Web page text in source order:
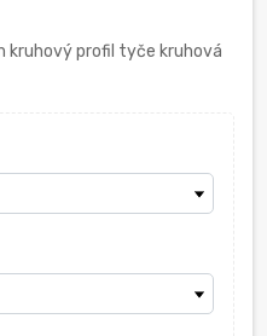
profil tyče kruhová